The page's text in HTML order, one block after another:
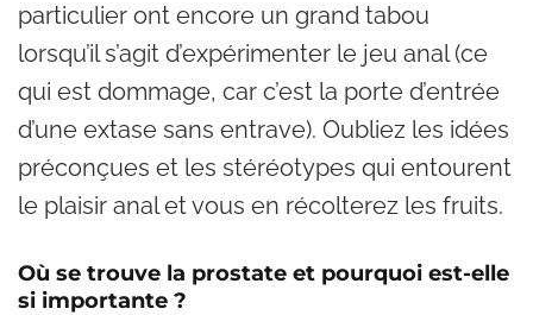
particulier ont encore un grand tabou
lorsqu’il s’agit d’expérimenter le jeu anal (ce
qui est dommage, car c’est la porte d’entrée
d’une extase sans entrave). Oubliez les idées
préconçues et les stéréotypes qui entourent
le plaisir anal et vous en récolterez les fruits.
Où se trouve la prostate et pourquoi est-elle
si importante ?